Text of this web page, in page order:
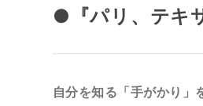
●『パリ、テキ
自分を知る「手がかり」